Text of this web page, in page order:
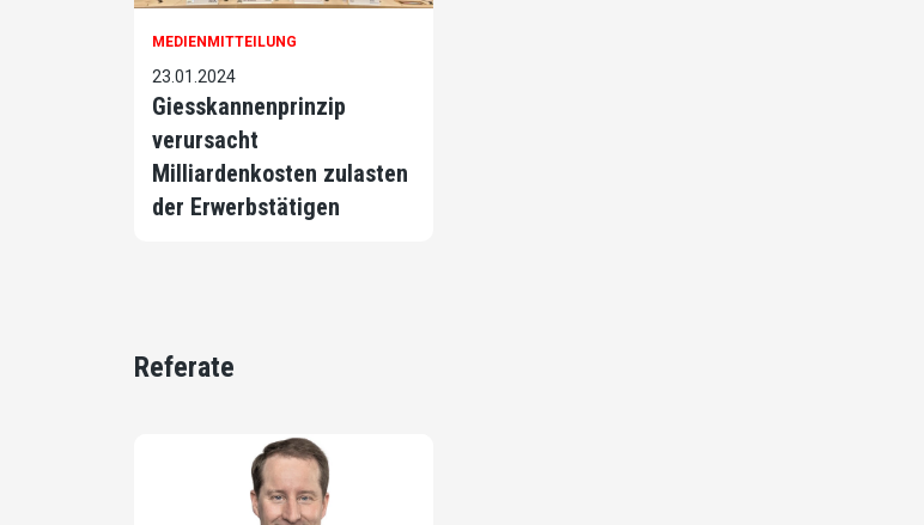
MEDIENMITTEILUNG
23.01.2024
Giesskannenprinzip
verursacht
Milliardenkosten zulasten
der Erwerbstätigen
Referate